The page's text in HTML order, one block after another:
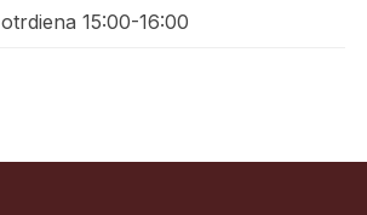
otrdiena 15:00-16:00